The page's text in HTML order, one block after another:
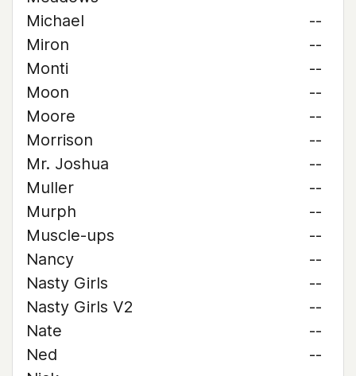
Michael
--
Miron
--
Monti
--
Moon
--
Moore
--
Morrison
--
Mr. Joshua
--
Muller
--
Murph
--
Muscle-ups
--
Nancy
--
Nasty Girls
--
Nasty Girls V2
--
Nate
--
Ned
--